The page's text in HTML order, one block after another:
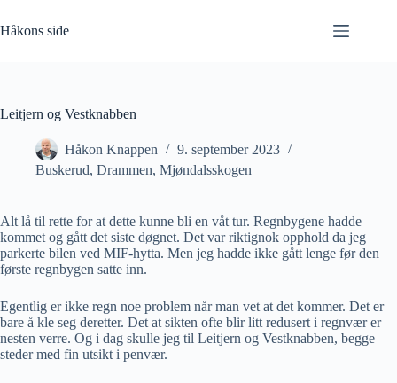
til
innholdet
Håkons side
Leitjern og Vestknabben
Håkon Knappen
9. september 2023
Buskerud, Drammen, Mjøndalsskogen
Alt lå til rette for at dette kunne bli en våt tur. Regnbygene hadde
kommet og gått det siste døgnet. Det var riktignok opphold da jeg
parkerte bilen ved MIF-hytta. Men jeg hadde ikke gått lenge før den
første regnbygen satte inn.
Egentlig er ikke regn noe problem når man vet at det kommer. Det er
bare å kle seg deretter. Det at sikten ofte blir litt redusert i regnvær er
nesten verre. Og i dag skulle jeg til Leitjern og Vestknabben, begge
steder med fin utsikt i penvær.